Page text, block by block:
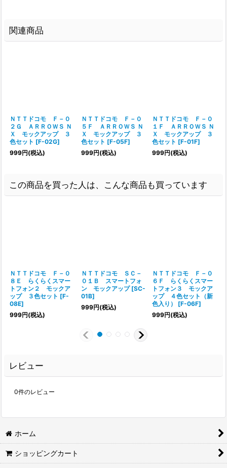
関連商品
ＮＴＴドコモ Ｆ－０
２Ｇ ＡＲＲＯＷＳ Ｎ
Ｘ モックアップ ３
色セット [F-02G]
999円(税込)
ＮＴＴドコモ Ｆ－０
５Ｆ ＡＲＲＯＷＳ Ｎ
Ｘ モックアップ ３
色セット [F-05F]
999円(税込)
ＮＴＴドコモ Ｆ－０
１Ｆ ＡＲＲＯＷＳ Ｎ
Ｘ モックアップ ３
色セット [F-01F]
999円(税込)
この商品を買った人は、こんな商品も買っています
ＮＴＴドコモ Ｆ－０
８Ｅ らくらくスマー
トフォン２ モックア
ップ ３色セット [F-
08E]
999円(税込)
ＮＴＴドコモ ＳＣ－
０１Ｂ スマートフォ
ン モックアップ [SC-
01B]
999円(税込)
ＮＴＴドコモ Ｆ－０
６Ｆ らくらくスマー
トフォン３ モックア
ップ ４色セット（新
色入り）
[F-06F]
999円(税込)
レビュー
0件のレビュー
ホーム
ショッピングカート